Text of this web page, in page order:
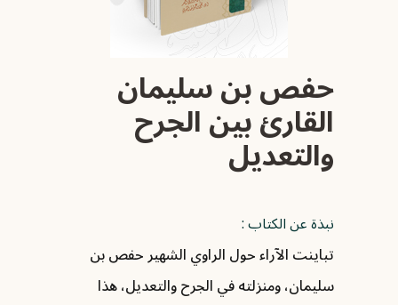
حفص بن سليمان
القارئ بين الجرح
والتعديل
نبذة عن الكتاب :
تباينت الآراء حول الراوي الشهير حفص بن
سليمان، ومنزلته في الجرح والتعديل، هذا